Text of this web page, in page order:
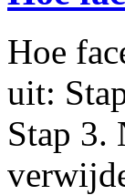
Hoe
uit:
Stap 3.